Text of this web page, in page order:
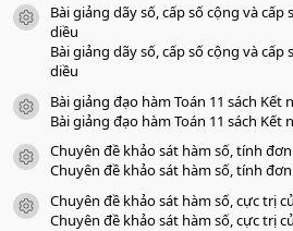
a
icon tài liệu
Bài giảng dãy số, cấp số cộng và cấp
diều
Bài giảng dãy số, cấp số cộng và cấp
diều
icon tài liệu
Bài giảng đạo hàm Toán 11 sách
Bài giảng đạo hàm Toán 11 sách
icon tài liệu
Chuyên đề khảo sát hàm số, tính
Chuyên đề khảo sát hàm số, tính
icon tài liệu
Chuyên đề khảo sát hàm số, cực trị
Chuyên đề khảo sát hàm số, cực trị